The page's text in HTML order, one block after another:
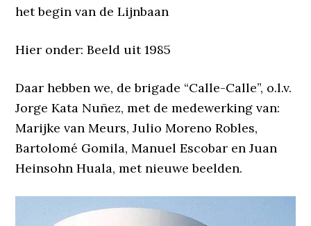
het begin van de Lijnbaan
Hier onder: Beeld uit 1985
Daar hebben we, de brigade “Calle-Calle”, o.l.v.
Jorge Kata Nuñez, met de medewerking van:
Marijke van Meurs, Julio Moreno Robles,
Bartolomé Gomila, Manuel Escobar en Juan
Heinsohn Huala, met nieuwe beelden.